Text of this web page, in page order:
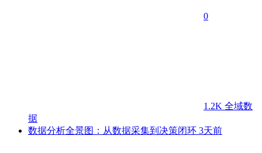
0
1.2K 全域数
据
数据分析全景图：从数据采集到决策闭环 3天前